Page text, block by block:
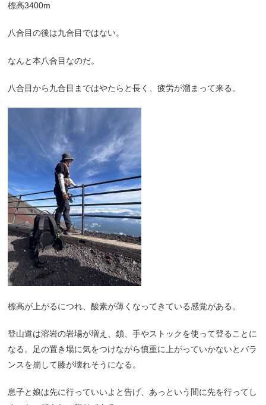
標高3400m
八合目の後は九合目ではない。
なんと本八合目なのだ。
八合目から九合目まではやたらと長く、疲労が溜まって来る。
標高が上がるにつれ、酸素が薄くなってきている感覚がある。
登山道は溶岩の岩場が増え、鎖、手やストックを使って登ることに
なる。足の置き場に気をつけながら慎重に上がっていかないとバラ
ンスを崩して膝が壊れそうになる。
息子と娘は先に行っていいよと告げ、あっという間に先を行ってし